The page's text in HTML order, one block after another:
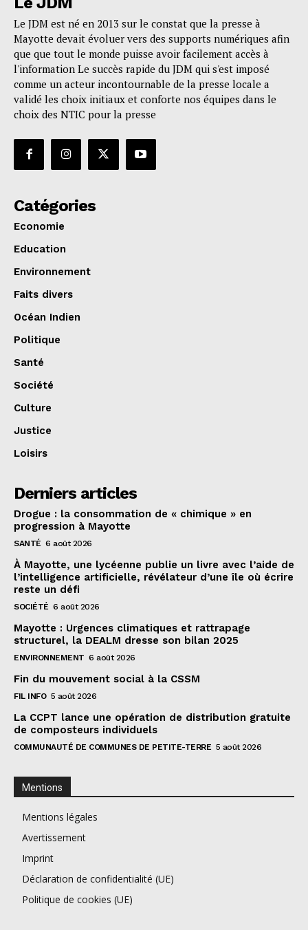
Le JDM est né en 2013 sur le constat que la presse à
Mayotte devait évoluer vers des supports numériques afin
que que tout le monde puisse avoir facilement accès à
l'information Le succès rapide du JDM qui s'est imposé
comme un acteur incontournable de la presse locale a
validé les choix initiaux et conforte nos équipes dans le
choix des NTIC pour la presse
Catégories
Economie
Education
Environnement
Faits divers
Océan Indien
Politique
Santé
Société
Culture
Justice
Loisirs
Derniers articles
Drogue : la consommation de « chimique » en
progression à Mayotte
SANTÉ 6 août 2026
À Mayotte, une lycéenne publie un livre avec l’aide de
l’intelligence artificielle, révélateur d’une île où écrire
reste un défi
SOCIÉTÉ 6 août 2026
Mayotte : Urgences climatiques et rattrapage
structurel, la DEALM dresse son bilan 2025
ENVIRONNEMENT 6 août 2026
Fin du mouvement social à la CSSM
FIL INFO 5 août 2026
La CCPT lance une opération de distribution gratuite
de composteurs individuels
COMMUNAUTÉ DE COMMUNES DE PETITE-TERRE 5 août 2026
Mentions
Mentions légales
Avertissement
Imprint
Déclaration de confidentialité (UE)
Politique de cookies (UE)